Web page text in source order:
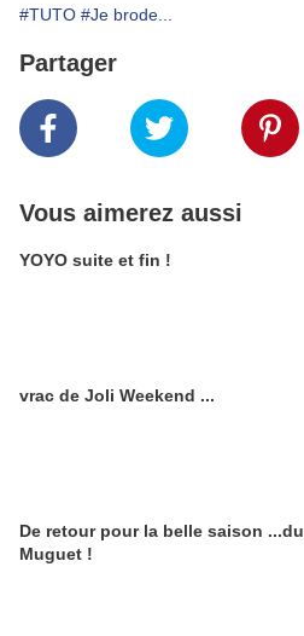
#TUTO #Je brode...
Partager
Vous aimerez aussi
YOYO suite et fin !
vrac de Joli Weekend ...
De retour pour la belle saison ...du
Muguet !